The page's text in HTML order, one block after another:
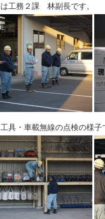
工務２課 林副長です。
具・車載無線の点検の様子